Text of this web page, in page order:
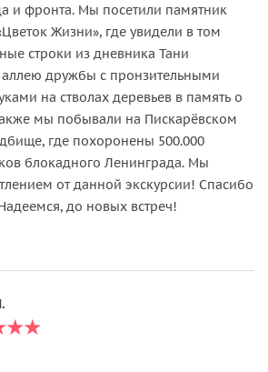
и фронта. Мы посетили памятник
Жизни», где увидели в том
строки из дневника Тани
аллею дружбы с пронзительными
на стволах деревьев в память о
мы побывали на Пискарёвском
где похоронены 500.000
блокадного Ленинграда. Мы
от данной экскурсии! Спасибо
до новых встреч!